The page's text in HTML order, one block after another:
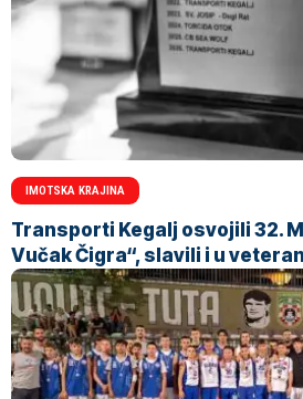
IMOTSKA KRAJINA
Transporti Kegalj osvojili 32.
Vučak Čigra“, slavili i u